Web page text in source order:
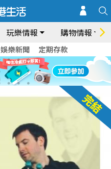
玩樂情報 購物情報
娛樂新聞 定期存款